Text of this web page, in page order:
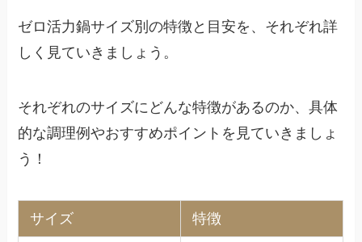
ゼロ活力鍋サイズ別の特徴と目安を、それぞれ詳
しく見ていきましょう。
それぞれのサイズにどんな特徴があるのか、具体
的な調理例やおすすめポイントを見ていきましょ
う！
サイズ 特徴